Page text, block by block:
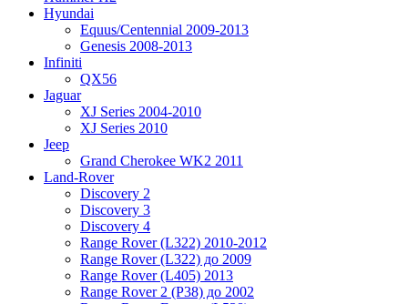
Hyundai
Equus/Centennial 2009-2013
Genesis 2008-2013
Infiniti
QX56
Jaguar
XJ Series 2004-2010
XJ Series 2010
Jeep
Grand Cherokee WK2 2011
Land-Rover
Discovery 2
Discovery 3
Discovery 4
Range Rover (L322) 2010-2012
Range Rover (L322) до 2009
Range Rover (L405) 2013
Range Rover 2 (P38) до 2002